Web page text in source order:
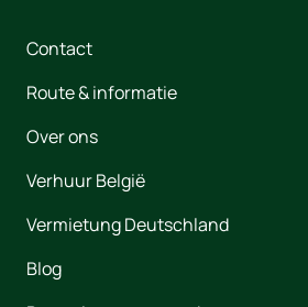
Contact
Route & informatie
Over ons
Verhuur België
Vermietung Deutschland
Blog